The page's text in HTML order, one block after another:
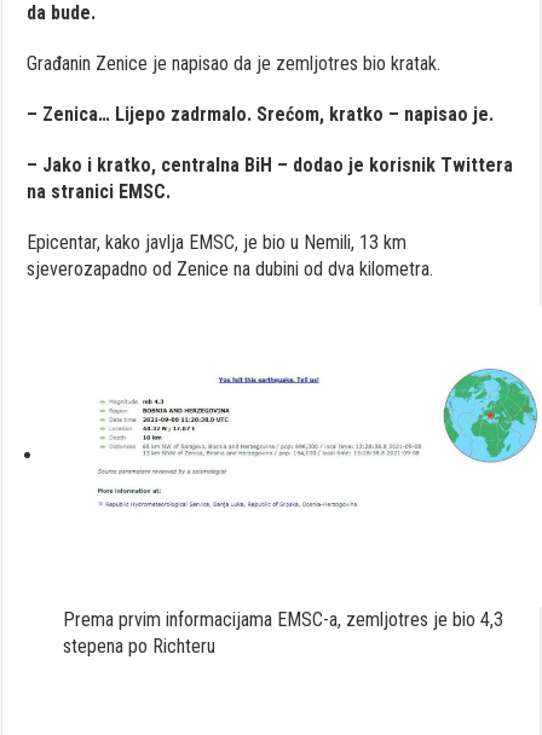
da bude.
Građanin Zenice je napisao da je zemljotres bio kratak.
– Zenica… Lijepo zadrmalo. Srećom, kratko – napisao je.
– Jako i kratko, centralna BiH – dodao je korisnik Twittera
na stranici EMSC.
Epicentar, kako javlja EMSC, je bio u Nemili, 13 km
sjeverozapadno od Zenice na dubini od dva kilometra.
Prema prvim informacijama EMSC-a, zemljotres je bio 4,3
stepena po Richteru